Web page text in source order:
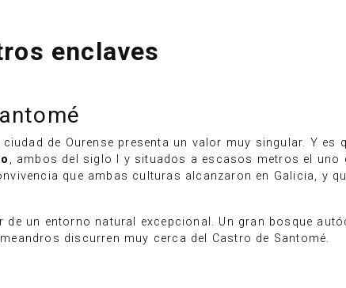
enclaves
de Ourense presenta un valor muy singular. Y es
, ambos del siglo I y situados a escasos metros el uno
que ambas culturas alcanzaron en Galicia, y
un entorno natural excepcional. Un gran bosque
discurren muy cerca del Castro de Santomé.